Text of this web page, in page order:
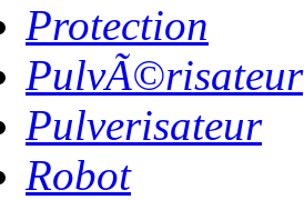
Protection
PulvÃ©risateur
Pulverisateur
Robot